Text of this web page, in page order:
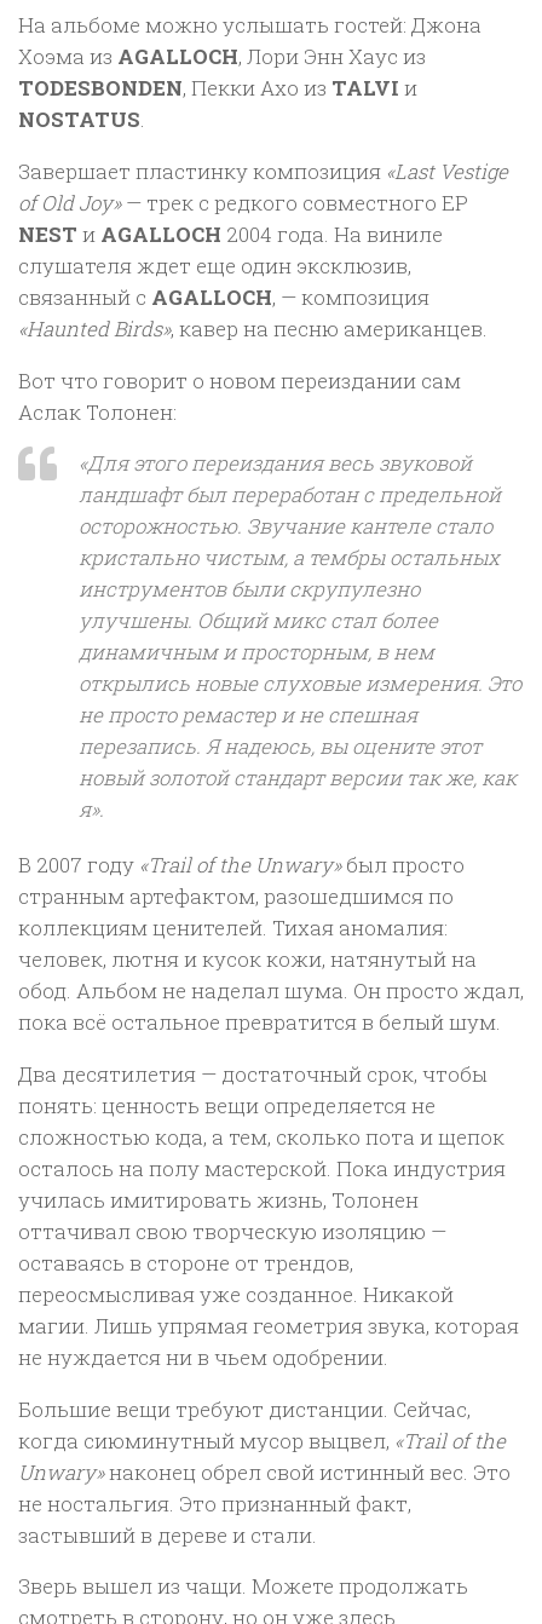
На альбоме можно услышать гостей: Джона
Хоэма из AGALLOCH, Лори Энн Хаус из
TODESBONDEN, Пекки Ахо из TALVI и
NOSTATUS.
Завершает пластинку композиция «Last Vestige
of Old Joy»— трек с редкого совместного EP
NEST и AGALLOCH 2004 года. На виниле
слушателя ждет еще один эксклюзив,
связанный с AGALLOCH, — композиция
«Haunted Birds», кавер на песню американцев.
Вот что говорит о новом переиздании сам
Аслак Толонен:
«Для этого переиздания весь звуковой
ландшафт был переработан с предельной
осторожностью. Звучание кантеле стало
кристально чистым, а тембры остальных
инструментов были скрупулезно
улучшены. Общий микс стал более
динамичным и просторным, в нем
открылись новые слуховые измерения. Это
не просто ремастер и не спешная
перезапись. Я надеюсь, вы оцените этот
новый золотой стандарт версии так же, как
я».
В 2007 году «Trail of the Unwary»был просто
странным артефактом, разошедшимся по
коллекциям ценителей. Тихая аномалия:
человек, лютня и кусок кожи, натянутый на
обод. Альбом не наделал шума. Он просто ждал,
пока всё остальное превратится в белый шум.
Два десятилетия — достаточный срок, чтобы
понять: ценность вещи определяется не
сложностью кода, а тем, сколько пота и щепок
осталось на полу мастерской. Пока индустрия
училась имитировать жизнь, Толонен
оттачивал свою творческую изоляцию —
оставаясь в стороне от трендов,
переосмысливая уже созданное. Никакой
магии. Лишь упрямая геометрия звука, которая
не нуждается ни в чьем одобрении.
Большие вещи требуют дистанции. Сейчас,
когда сиюминутный мусор выцвел, «Trail of the
Unwary»наконец обрел свой истинный вес. Это
не ностальгия. Это признанный факт,
застывший в дереве и стали.
Зверь вышел из чащи. Можете продолжать
смотреть в сторону, но он уже здесь.